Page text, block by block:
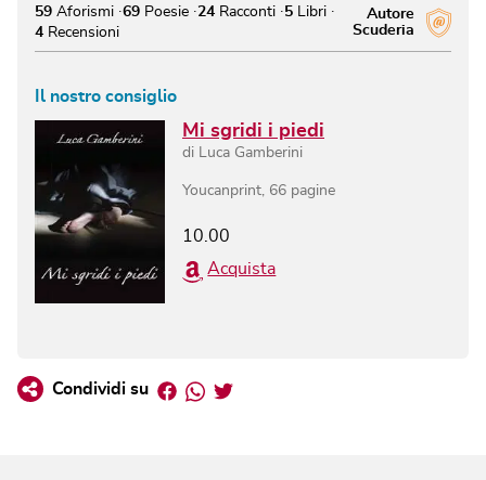
Autore
Scuderia
59 Aforismi 69 Poesie 24 Racconti 5 Libri
4 Recensioni
Il nostro consiglio
Mi sgridi i piedi
di Luca Gamberini
Youcanprint 66 pagine
10.00
Acquista
Condividi su Facebook
Whatsapp
Twitter